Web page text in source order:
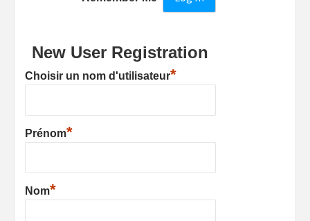
New User Registration
Choisir un nom d'utilisateur*
Prénom*
Nom*